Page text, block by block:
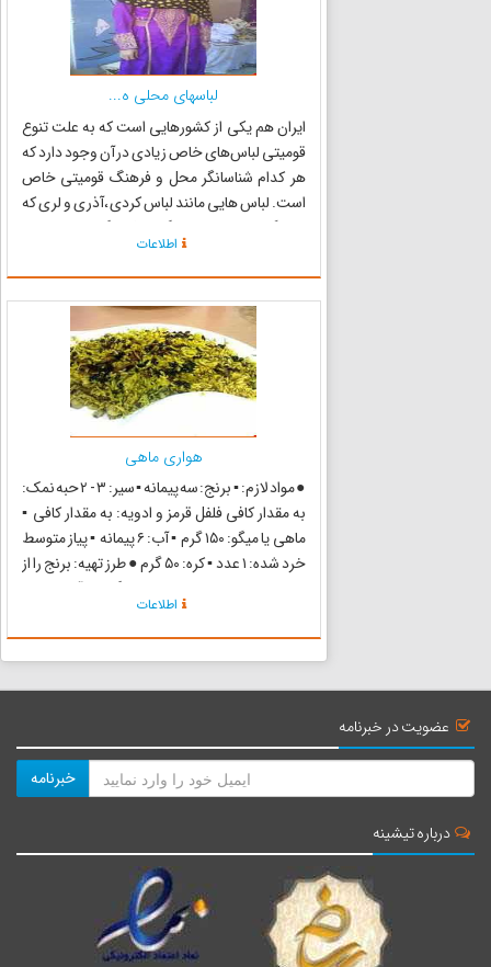
لباسهای محلی ه...
ایران هم یکی از کشورهایی است که به علت تنوع
قومیتی لباس‌های خاص زیادی در آن وجود دارد که
هر کدام شناسانگر محل و فرهنگ قومیتی خاص
است. لباس هایی مانند لباس کردی ،آذری و لری که
همانگونه که اشاره شد گوای فرهنگ، سنن و زبان
خاصی هستند. گرچه در استان‌های جنوبی ایران
قومیتی خاص مانند آذری و ی...
اطلاعات
هواری ماهی
● مواد لازم‌: ▪ برنج‌: سه پیمانه ▪ سیر: ۳ - ۲ حبه نمک‌:
به مقدار کافی فلفل قرمز و ادویه‌: به مقدار کافی ▪
ماهی یا میگو: ۱۵۰ گرم ▪ آب‌: ۶ پیمانه ▪ پیاز متوسط
خرد شده‌: ۱ عدد ▪ کره‌: ۵۰ گرم ● طرز تهیه‌: برنج را از
قبل خیس می‌کنیم‌، روغن را در دیگ‌روی آتش ملایم
داغ کرده پیاز را در آن ت...اطلاعات
عضویت در خبرنامه
خبرنامه
درباره تیشینه